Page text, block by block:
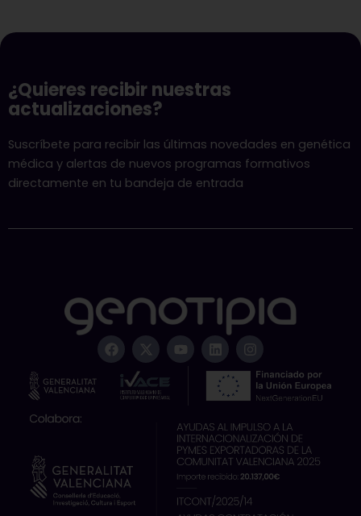
¿Quieres recibir nuestras
actualizaciones?
Suscríbete para recibir las últimas novedades en genética
médica y alertas de nuevos programas formativos
directamente en tu bandeja de entrada
F
a
c
X
-
t
w
i
Y
o
u
e
L
i
n
k
e
i
n
I
n
s
a
r
a
m